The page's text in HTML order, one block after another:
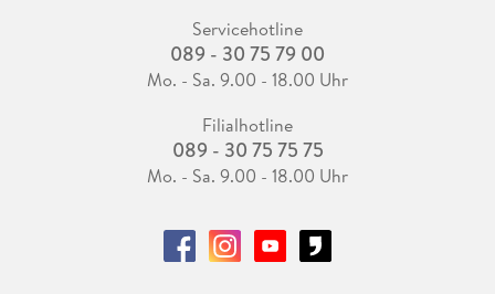
Servicehotline
089 - 30 75 79 00
Mo. - Sa. 9.00 - 18.00 Uhr
Filialhotline
089 - 30 75 75 75
Mo. - Sa. 9.00 - 18.00 Uhr